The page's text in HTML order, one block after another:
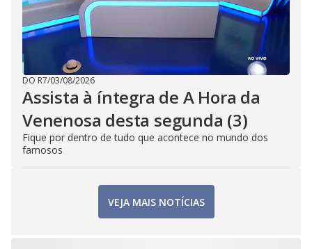
DO R7/03/08/2026
Assista à íntegra de A Hora da
Venenosa desta segunda (3)
Fique por dentro de tudo que acontece no mundo dos
famosos
VEJA MAIS NOTÍCIAS